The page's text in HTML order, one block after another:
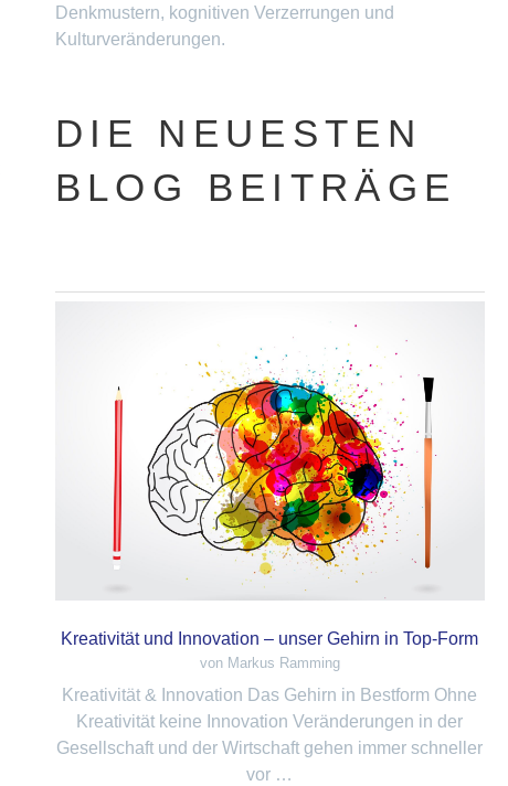
Denkmustern, kognitiven Verzerrungen und
Kulturveränderungen.
DIE NEUESTEN
BLOG BEITRÄGE
Kreativität und Innovation – unser Gehirn in Top-Form
von Markus Ramming
Kreativität & Innovation Das Gehirn in Bestform Ohne
Kreativität keine Innovation Veränderungen in der
Gesellschaft und der Wirtschaft gehen immer schneller
vor …